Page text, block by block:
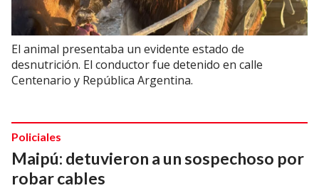
El animal presentaba un evidente estado de
desnutrición. El conductor fue detenido en calle
Centenario y República Argentina.
Maipú: detuvieron a un sospechoso por
robar cables
Policiales